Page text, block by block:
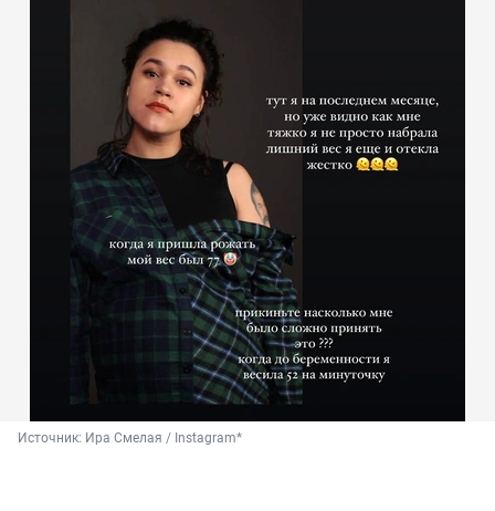
Источник: Ира Смелая / Instagram*